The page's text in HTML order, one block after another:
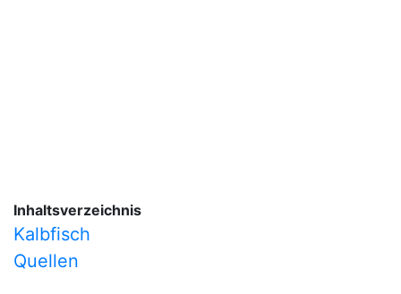
Inhaltsverzeichnis
Kalbfisch
Quellen